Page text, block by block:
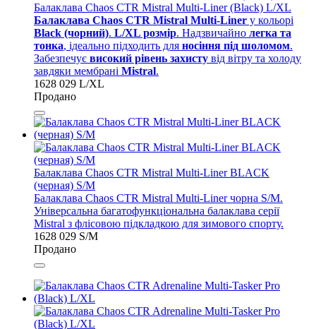
Балаклава Chaos CTR Mistral Multi-Liner (Black) L/XL
Балаклава Chaos CTR Mistral Multi-Liner у кольорі
Black (чорний). L/XL розмір. Надзвичайно легка та
тонка, ідеально підходить для носіння під шоломом.
Забезпечує високий рівень захисту від вітру та холоду
завдяки мембрані Mistral.
1628 029 L/XL
Продано
Балаклава Chaos CTR Mistral Multi-Liner BLACK
(черная) S/M
Балаклава Chaos CTR Mistral Multi-Liner чорна S/M.
Універсальна багатофункціональна балаклава серії
Mistral з флісовою підкладкою для зимового спорту.
1628 029 S/M
Продано